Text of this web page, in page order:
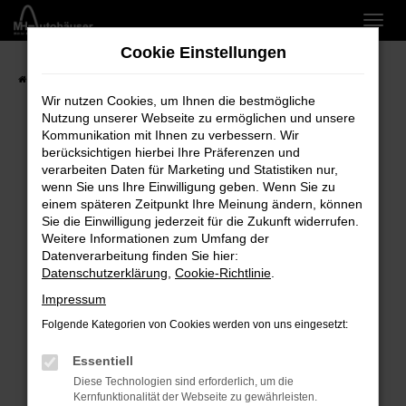
Zum
Hauptinhalt
Fehler: Network Error
Beim Laden ist ein Fehler aufgetreten.
Hier sind ein paar Tipps, die dir helfen können:
Überprüfe deine Firewall und deine
Internetverbindung.
Laden andere Webseiten, zum Beispiel deine
Suchmaschine?
Manche Erweiterungen, wie Werbeblocker,
können das Laden bestimmter Seiten
Cookie Einstellungen
Wir nutzen Cookies, um Ihnen die bestmögliche
Nutzung unserer Webseite zu ermöglichen und unsere
Kommunikation mit Ihnen zu verbessern. Wir
berücksichtigen hierbei Ihre Präferenzen und
verarbeiten Daten für Marketing und Statistiken nur,
wenn Sie uns Ihre Einwilligung geben. Wenn Sie zu
einem späteren Zeitpunkt Ihre Meinung ändern, können
Sie die Einwilligung jederzeit für die Zukunft widerrufen.
Weitere Informationen zum Umfang der
Datenverarbeitung finden Sie hier:
Datenschutzerklärung Cookie-Richtlinie
Impressum
Folgende Kategorien von Cookies werden von uns eingesetzt:
Essentiell
Diese Technologien sind erforderlich, um die
Kernfunktionalität der Webseite zu gewährleisten.